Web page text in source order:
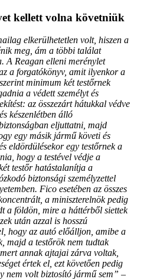
kellett volna követniük
elkerülhetetlen volt, hiszen a
meg, ám a többi találat
A Reagan elleni merénylet
a forgatókönyv, amit ilyenkor a
minimum két testőrnek
a védett személyt és
az összezárt hátukkal védve
készenlétben álló
eljuttatni, majd
egy másik jármű követi és
eldördülésekor egy testőrnek a
hogy a testével védje a
testőr hatástalanítja a
biztonsági személyzettel
Fico esetében az összes
a miniszterelnök pedig
a földön, mire a háttérből siettek
után azzal is hosszú
hogy az autó előálljon, amibe a
majd a testőrök nem tudtak
annak ajtajai zárva voltak,
értek el, ezt követően pedig
nem volt biztosító jármű sem” –